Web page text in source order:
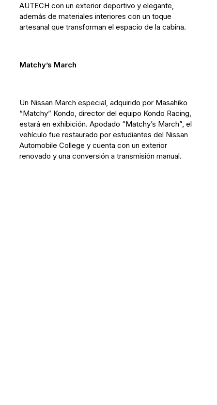
AUTECH con un exterior deportivo y elegante,
además de materiales interiores con un toque
artesanal que transforman el espacio de la cabina.
Matchy’s March
Un Nissan March especial, adquirido por Masahiko
“Matchy” Kondo, director del equipo Kondo Racing,
estará en exhibición. Apodado “Matchy’s March”, el
vehículo fue restaurado por estudiantes del Nissan
Automobile College y cuenta con un exterior
renovado y una conversión a transmisión manual.